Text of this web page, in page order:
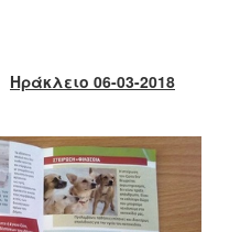
Ηράκλειο 06-03-2018